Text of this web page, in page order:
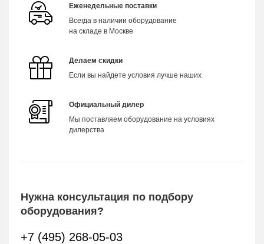
Еженедельные поставки
Всегда в наличии оборудование
на складе в Москве
Делаем скидки
Если вы найдете условия лучше наших
Официальный дилер
Мы поставляем оборудование на условиях
дилерства
Нужна консультация по подбору
оборудования?
+7 (495) 268-05-03